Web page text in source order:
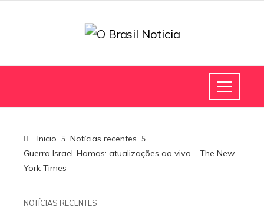
Inicio
Notícias recentes
Guerra Israel-Hamas: atualizações ao vivo – The New
York Times
NOTÍCIAS RECENTES